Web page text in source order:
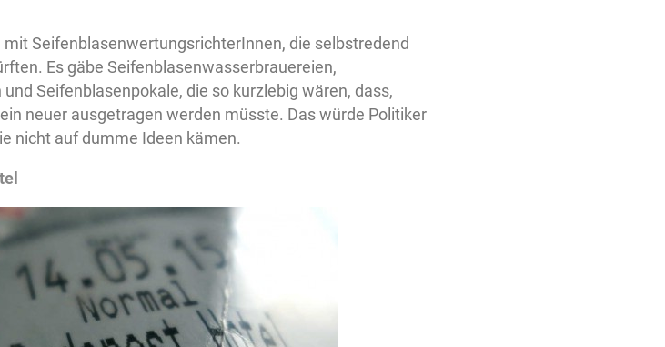
SeifenblasenwertungsrichterInnen, die selbstredend
Es gäbe Seifenblasenwasserbrauereien,
Seifenblasenpokale, die so kurzlebig wären, dass,
neuer ausgetragen werden müsste. Das würde Politiker
nicht auf dumme Ideen kämen.